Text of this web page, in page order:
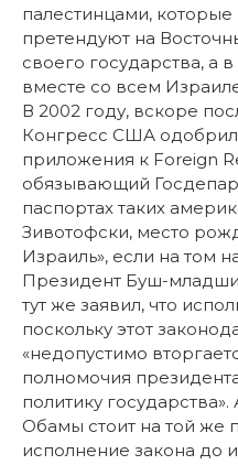
палестинцами,
претендуют на
своего государства, а
вместе со всем
В 2002 году, вскоре
Конгресс США одобрил
приложения к Foreign
обязывающий
паспортах таких
Зивотофски, место
Израиль», если на том
Президент Буш-
тут же заявил, что
поскольку этот
«недопустимо
полномочия
политику
Обамы стоит на той же
исполнение закона до